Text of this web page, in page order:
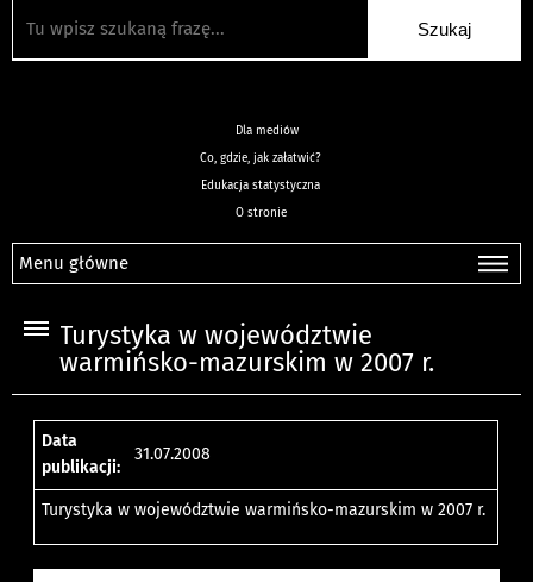
Dla mediów
Co, gdzie, jak załatwić?
Edukacja statystyczna
O stronie
Menu główne
Turystyka w województwie
warmińsko-mazurskim w 2007 r.
Data
publikacji:
31.07.2008
Turystyka w województwie warmińsko-mazurskim w 2007 r.